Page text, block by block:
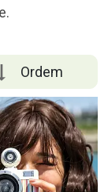
Ordem